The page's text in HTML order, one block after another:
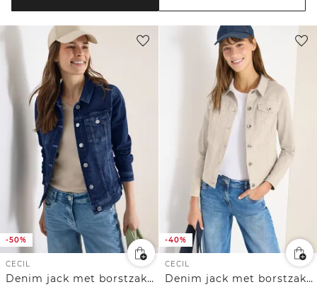
-50%
CECIL
Denim jack met borstzakken en knopen
-40%
CECIL
Denim jack met borstzakken en knopen